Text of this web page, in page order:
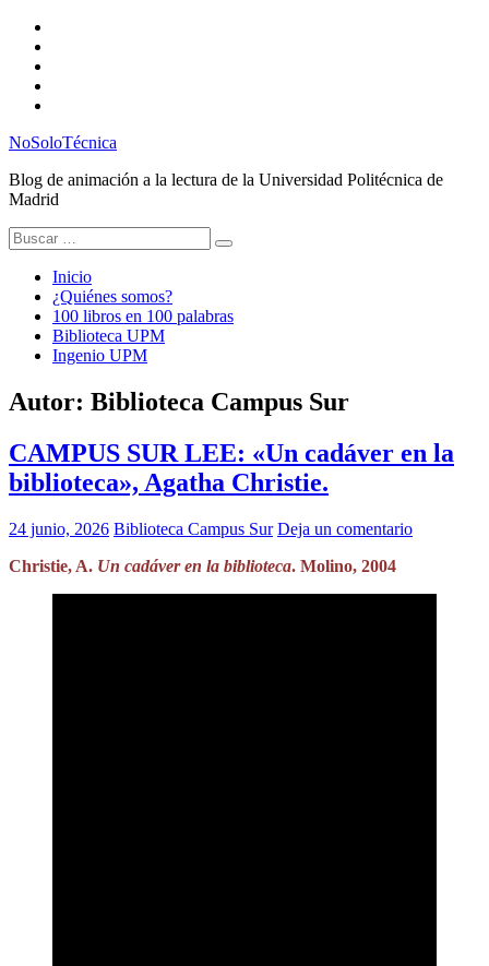
Saltar
contenido
NoSoloTécnica
Blog de animación a la lectura de la Universidad Politécnica de
Madrid
Buscar:
Inicio
¿Quiénes somos?
100 libros en 100 palabras
Biblioteca UPM
Ingenio UPM
Autor: Biblioteca Campus Sur
CAMPUS SUR LEE: «Un cadáver en la
biblioteca», Agatha Christie.
24 junio, 2026 Biblioteca Campus Sur Deja un comentario
Christie, A. Un cadáver en la biblioteca. Molino, 2004